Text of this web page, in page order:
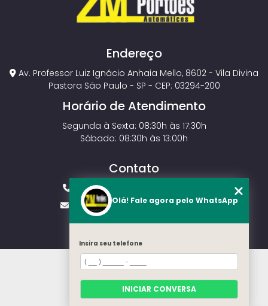
Endereço
Av. Professor Luiz Ignácio Anhaia Mello, 8602 - Vila Divina
Pastora São Paulo - SP - CEP: 03294-200
Horário de Atendimento
Segunda à Sexta: 08:30h às 17:30h
Sábado: 08:30h às 13:00h
Contato
(11) 2143-4826
vendas.zmportoes@gmail.com
HOME
MODELOS
CONTATO
Olá! Fale agora pelo WhatsApp
Insira seu telefone
INICIAR CONVERSA